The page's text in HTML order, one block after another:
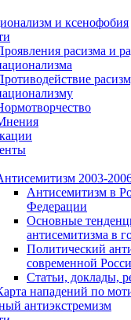
и ксенофобия
расизма и
2003-
Антисемитизм в
Федерации
Основные
антисемитизма в
Политический
современной
Статьи, доклады,
нападений по
антиэкстремизм